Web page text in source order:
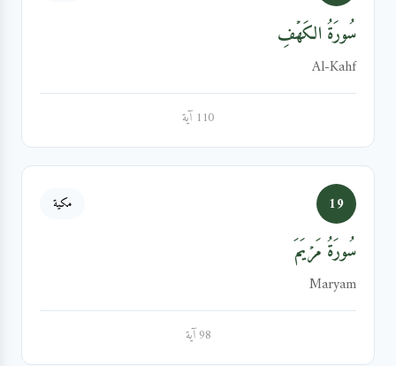
سُورَةُ الكَهۡفِ
Al-Kahf
110 آية
19 مكية
سُورَةُ مَرۡيَمَ
Maryam
98 آية